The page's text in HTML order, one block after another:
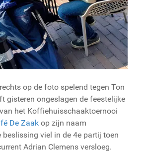
op de foto spelend tegen Ton
gisteren ongeslagen de feestelijke
het Koffiehuisschaaktoernooi
De Zaak op zijn naam
beslissing viel in de 4e partij toen
Adrian Clemens versloeg.